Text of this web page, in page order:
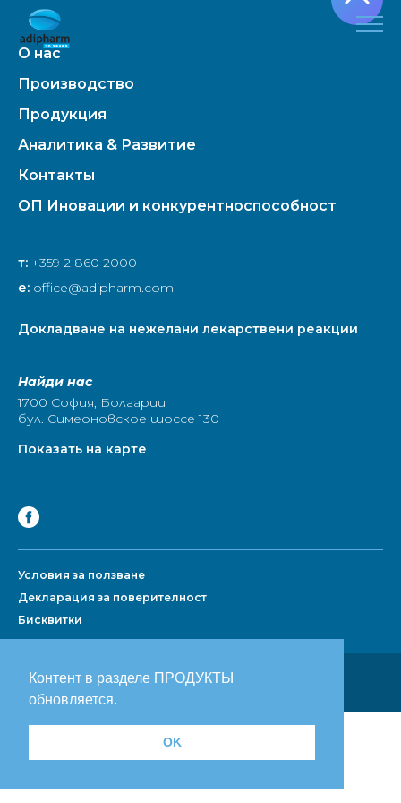
Контент в разделе ПРОДУКТЫ
обновляется.
OK
О нас
Производство
Продукция
Аналитика & Развитие
Контакты
ОП Иновации и конкурентноспособност
т: +359 2 860 2000
е: office@adipharm.com
Докладване на нежелани лекарствени реакции
Найди нас
1700 София, Болгарии
бул. Симеоновское шоссе 130
Показать на карте
Условия за ползване
Декларация за поверителност
Бисквитки
Разработан рекламным агентством: